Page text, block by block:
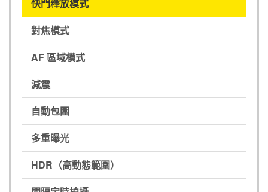
快門釋放模式
對焦模式
AF 區域模式
減震
自動包圍
多重曝光
HDR（高動態範圍）